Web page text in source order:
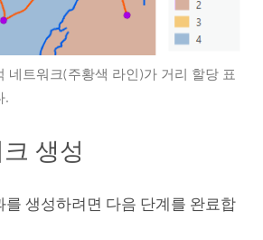
네트워크(주황색 라인)가 거리 할당 표
.
생성
를 생성하려면 다음 단계를 완료합